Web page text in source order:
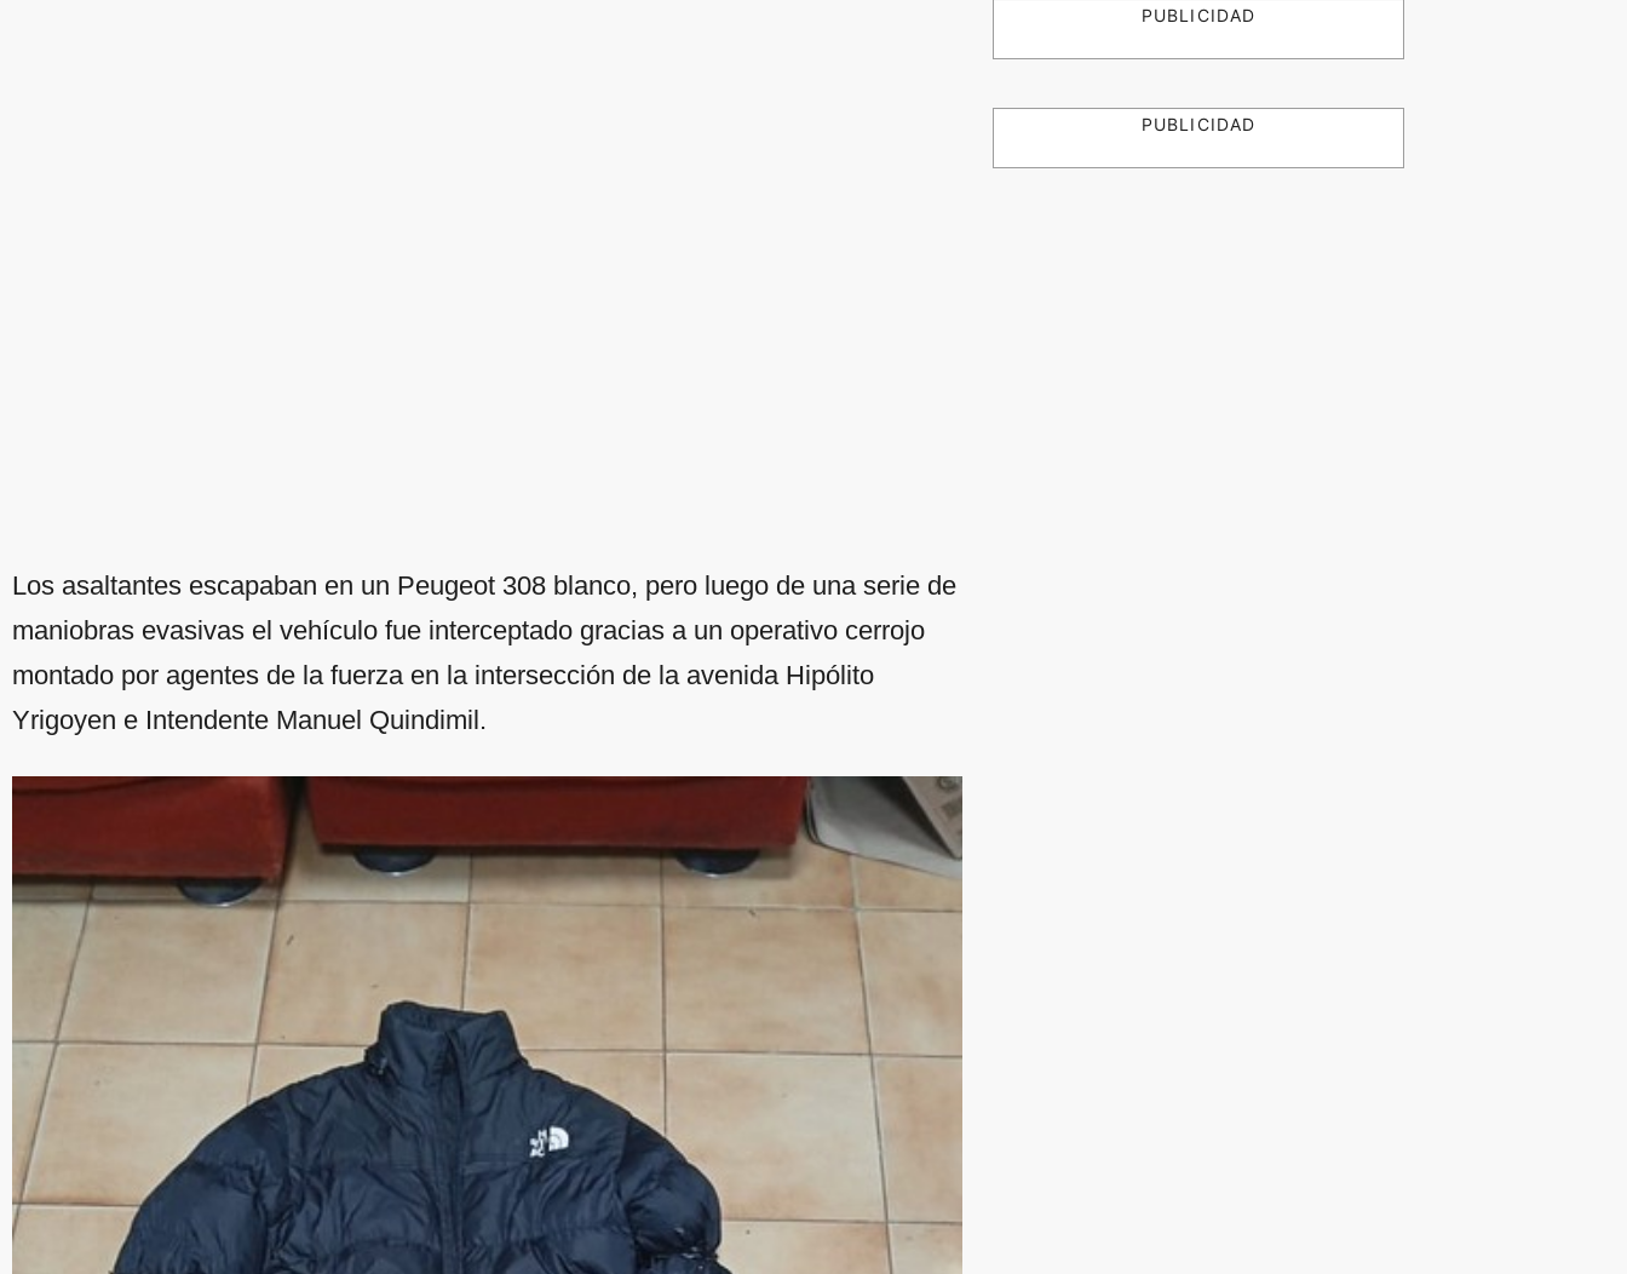
Los asaltantes escapaban en un Peugeot 308 blanco, pero luego de una serie de
maniobras evasivas el vehículo fue interceptado gracias a un operativo cerrojo
montado por agentes de la fuerza en la intersección de la avenida Hipólito
Yrigoyen e Intendente Manuel Quindimil.
PUBLICIDAD
PUBLICIDAD